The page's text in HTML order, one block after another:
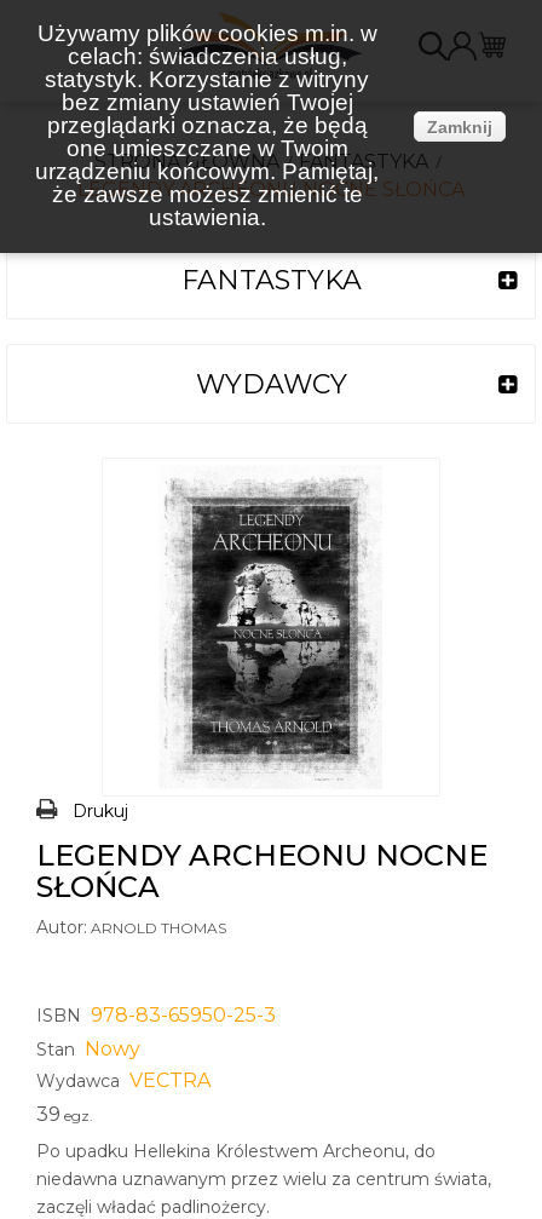
Używamy plików cookies m.in. w
celach: świadczenia usług,
statystyk. Korzystanie z witryny
bez zmiany ustawień Twojej
przeglądarki oznacza, że będą
one umieszczane w Twoim
urządzeniu końcowym. Pamiętaj,
że zawsze możesz zmienić te
ustawienia.
Zamknij
STRONA GŁÓWNA
FANTASTYKA
LEGENDY ARCHEONU NOCNE SŁOŃCA
FANTASTYKA
WYDAWCY
Drukuj
LEGENDY ARCHEONU NOCNE
SŁOŃCA
Autor: ARNOLD THOMAS
ISBN 978-83-65950-25-3
Stan Nowy
Wydawca VECTRA
39 egz.
Po upadku Hellekina Królestwem Archeonu, do
niedawna uznawanym przez wielu za centrum świata,
zaczęli władać padlinożercy.